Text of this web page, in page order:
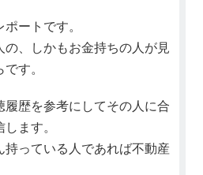
ートです。
、しかもお金持ちの人が見
す。
履歴を参考にしてその人に合
ます。
っている人であれば不動産